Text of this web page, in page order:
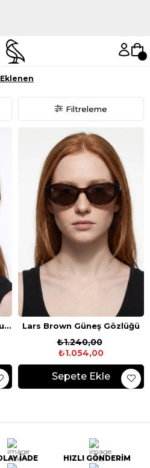
Filtreleme
Lars Black Mavi Işık Koruyucu Gözlük Lars Brown Güneş Gözlüğü
₺1.054,00
₺1.240,00
Sepete Ekle
İADE HIZLI GÖNDERİM